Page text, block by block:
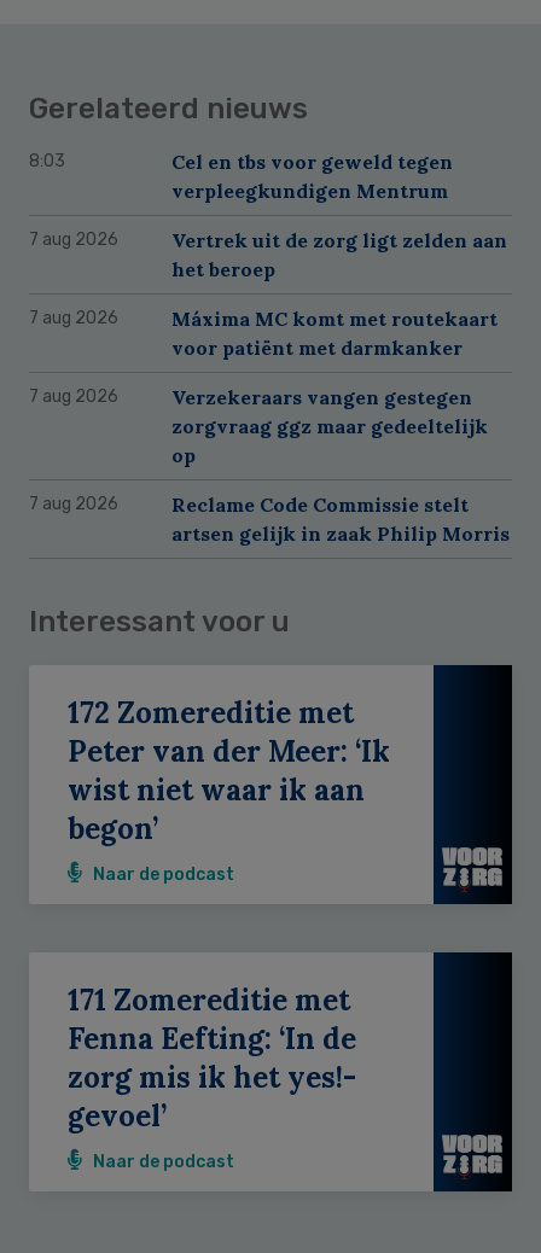
Gerelateerd nieuws
8:03
Cel en tbs voor geweld tegen
verpleegkundigen Mentrum
7 aug 2026
Vertrek uit de zorg ligt zelden aan
het beroep
7 aug 2026
Máxima MC komt met routekaart
voor patiënt met darmkanker
7 aug 2026
Verzekeraars vangen gestegen
zorgvraag ggz maar gedeeltelijk
op
7 aug 2026
Reclame Code Commissie stelt
artsen gelijk in zaak Philip Morris
Interessant voor u
172 Zomereditie met
Peter van der Meer: ‘Ik
wist niet waar ik aan
begon’
Naar de podcast
171 Zomereditie met
Fenna Eefting: ‘In de
zorg mis ik het yes!-
gevoel’
Naar de podcast